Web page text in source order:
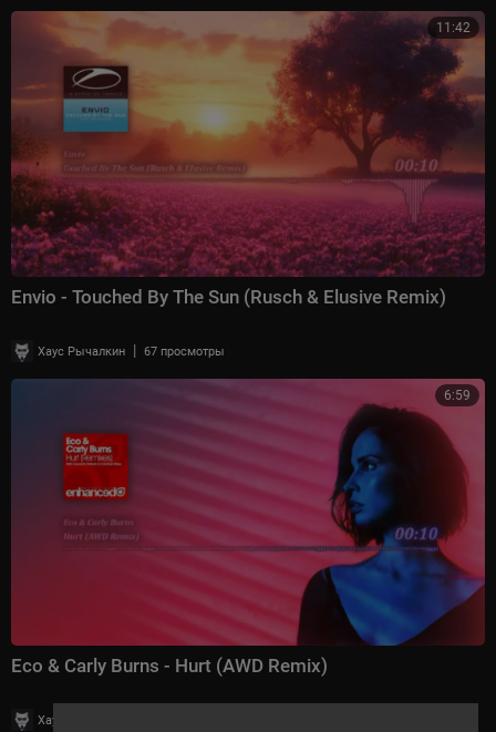
11:42
Envio - Touched By The Sun (Rusch & Elusive Remix)
Хаус Рычалкин | 67 просмотры
6:59
Eco & Carly Burns - Hurt (AWD Remix)
Хаус Рычалкин